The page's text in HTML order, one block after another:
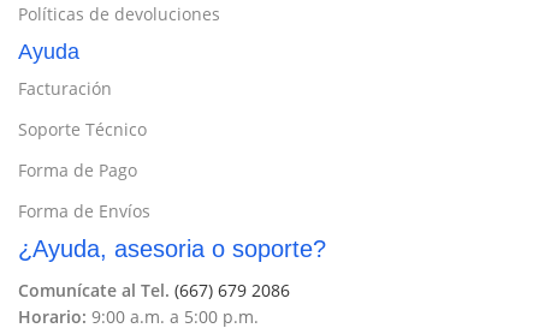
Políticas de devoluciones
Ayuda
Facturación
Soporte Técnico
Forma de Pago
Forma de Envíos
¿Ayuda, asesoria o soporte?
Comunícate al Tel. (667) 679 2086
Horario: 9:00 a.m. a 5:00 p.m.